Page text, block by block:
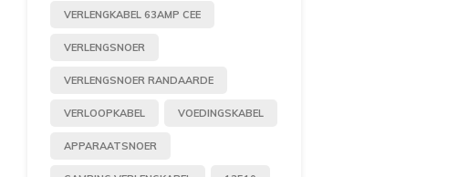
VERLENGKABEL 63AMP CEE
VERLENGSNOER
VERLENGSNOER RANDAARDE
VERLOOPKABEL VOEDINGSKABEL
APPARAATSNOER